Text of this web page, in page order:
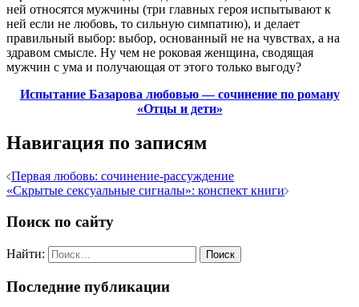
ней относятся мужчины (три главных героя испытывают к
ней если не любовь, то сильную симпатию), и делает
правильный выбор: выбор, основанный не на чувствах, а на
здравом смысле. Ну чем не роковая женщина, сводящая
мужчин с ума и получающая от этого только выгоду?
Испытание Базарова любовью — сочинение по роману
«Отцы и дети»
Навигация по записям
Первая любовь: сочинение-рассуждение
«Скрытые сексуальные сигналы»: конспект книги
Поиск по сайту
Найти:
Последние публикации